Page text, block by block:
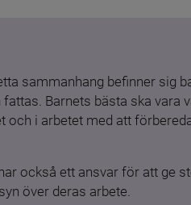
sammanhang befinner sig
Barnets bästa ska vara
i arbetet med att
också ett ansvar för att ge
över deras arbete.